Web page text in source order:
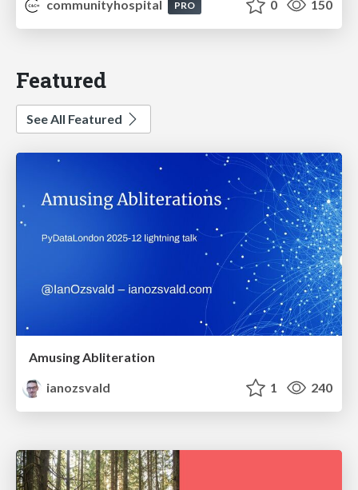
communityhospital
PRO 0 150
Featured
See All Featured
Amusing Abliteration
ianozsvald
1 240